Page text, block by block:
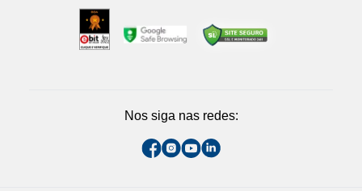
Nos siga nas redes: